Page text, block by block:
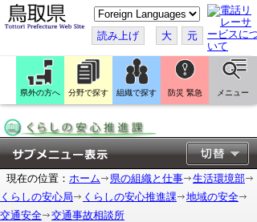
こ
の
ペ
ー
ジ
翻
訳
す
読み上げ 大 元
県外の方へ 分野で探す 組織で探す 防災 緊急 メニュー
現在の位置： ホーム 県の組織と仕事
生活環境部
くらしの安心局
くらしの安心推進課
地域の安全
交通安全
交通事故相談所